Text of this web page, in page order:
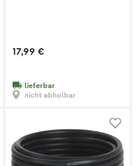
17,99 €
lieferbar
nicht abholbar